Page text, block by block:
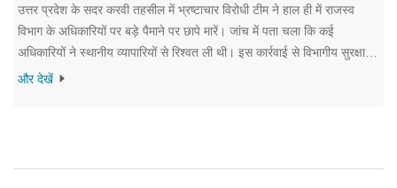
उत्तर प्रदेश के सदर करवी तहसील में भ्रष्टाचार विरोधी टीम ने हाल ही में राजस्व
विभाग के अधिकारियों पर बड़े पैमाने पर छापे मारें। जांच में पता चला कि कई
अधिकारियों ने स्थानीय व्यापारियों से रिश्वत ली थी। इस कार्रवाई से विभागीय सुरक्षा
और पारदर्शिता पर सवाल उठे हैं। आरोपी अधिकारियों को तुरंत हिरासत में लिया गया
और देखें